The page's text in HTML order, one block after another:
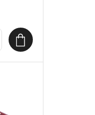
В корзину